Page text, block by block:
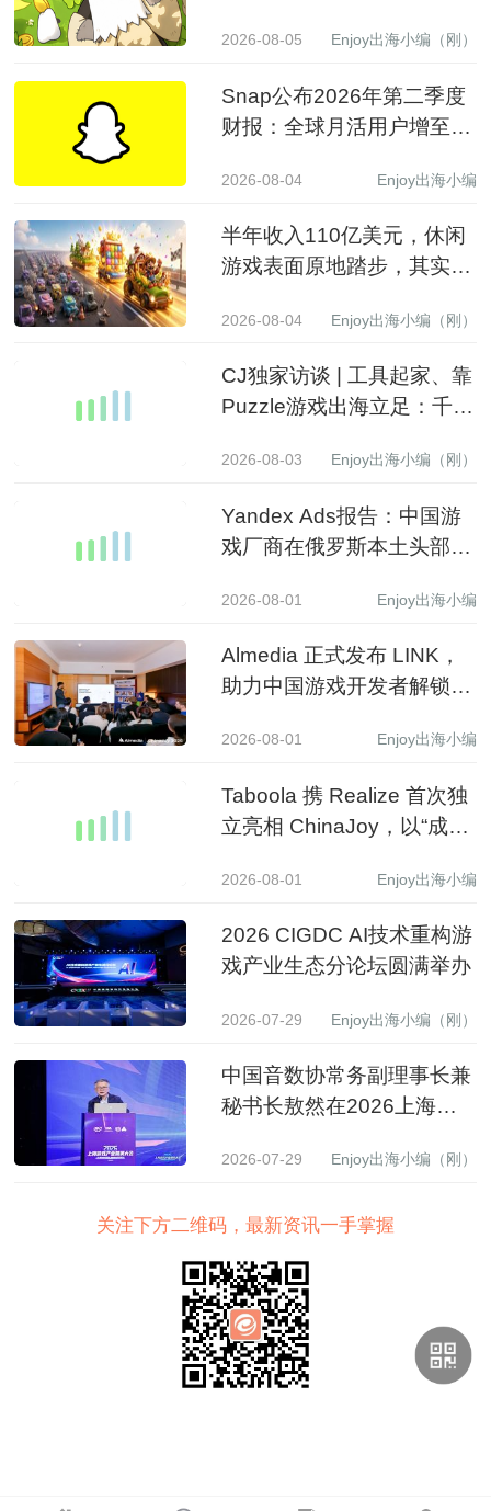
2026-08-05 Enjoy出海小编（刚）
Snap公布2026年第二季度
财报：全球月活用户增至
至15.99亿美元
2026-08-04 Enjoy出海小编
半年收入110亿美元，休闲
游戏表面原地踏步，其实已
2026-08-04 Enjoy出海小编（刚）
CJ独家访谈 | 工具起家、靠
Puzzle游戏出海立足：千万
2026-08-03 Enjoy出海小编（刚）
Yandex Ads报告：中国游
戏厂商在俄罗斯本土头部应
2026-08-01 Enjoy出海小编
Almedia 正式发布 LINK，
助力中国游戏开发者解锁收
2026-08-01 Enjoy出海小编
Taboola 携 Realize 首次独
立亮相 ChinaJoy，以“成长
全球增长新图景
2026-08-01 Enjoy出海小编
2026 CIGDC AI技术重构游
戏产业生态分论坛圆满举办
2026-07-29 Enjoy出海小编（刚）
中国音数协常务副理事长兼
秘书长敖然在2026上海游
2026-07-29 Enjoy出海小编（刚）
关注下方二维码，最新资讯一手掌握